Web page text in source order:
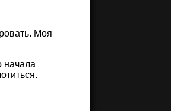
Моя
начала